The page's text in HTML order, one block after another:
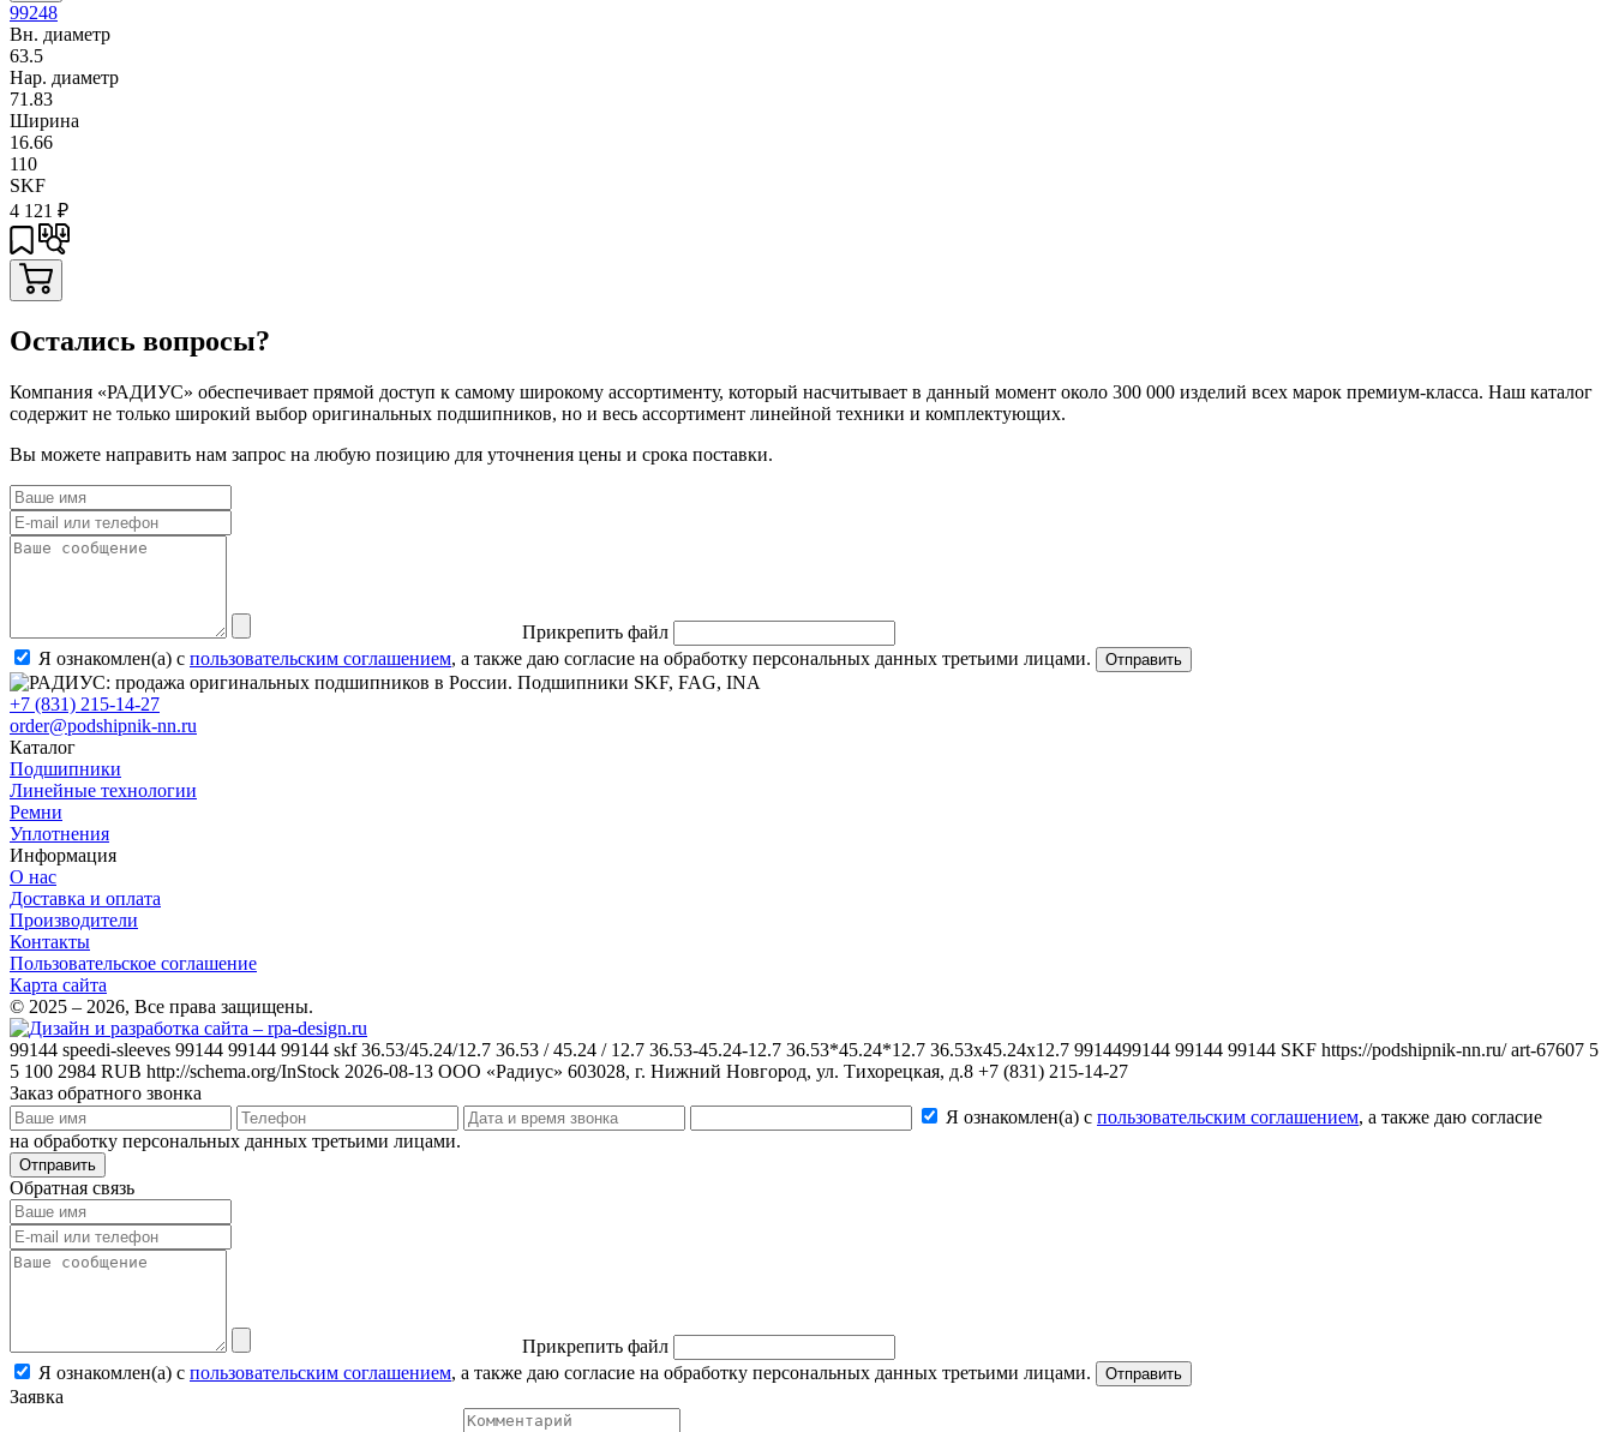
99248
Вн. диаметр
63.5
Нар. диаметр
71.83
Ширина
16.66
110
SKF
4 121 ₽
Остались вопросы?
Компания «РАДИУС» обеспечивает прямой доступ к самому широкому ассортименту, который насчитывает в данный момент около 300 000 изделий всех марок премиум-класса. Наш каталог
содержит не только широкий выбор оригинальных подшипников, но и весь ассортимент линейной техники и комплектующих.
Вы можете направить нам запрос на любую позицию для уточнения цены и срока поставки.
Прикрепить файл
Я ознакомлен(а) с пользовательским соглашением, а также даю согласие на обработку персональных данных третьими лицами. Отправить
+7 (831) 215-14-27
order@podshipnik-nn.ru
Каталог
Подшипники
Линейные технологии
Ремни
Уплотнения
Информация
О нас
Доставка и оплата
Производители
Контакты
Пользовательское соглашение
Карта сайта
© 2025 – 2026, Все права защищены.
99144 speedi-sleeves 99144 99144 99144 skf 36.53/45.24/12.7 36.53 / 45.24 / 12.7 36.53-45.24-12.7 36.53*45.24*12.7 36.53x45.24x12.7 9914499144 99144 99144 SKF https://podshipnik-nn.ru/ art-67607 5
5 100 2984 RUB http://schema.org/InStock 2026-08-13 ООО «Радиус» 603028, г. Нижний Новгород, ул. Тихорецкая, д.8 +7 (831) 215-14-27
Заказ обратного звонка
Я ознакомлен(а) с пользовательским соглашением, а также даю согласие
на обработку персональных данных третьими лицами.
Отправить
Обратная связь
Прикрепить файл
Я ознакомлен(а) с пользовательским соглашением, а также даю согласие на обработку персональных данных третьими лицами. Отправить
Заявка